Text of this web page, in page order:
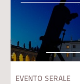
EVENTO SERALE